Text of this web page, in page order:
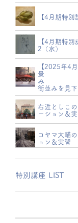
【4月期特
【4月期特
2（水）
【2025年4
景 ①2025
み
街並みを見
右近としこ
ーション＆
コヤマ大輔
ョン＆実習
特別講座 LIST